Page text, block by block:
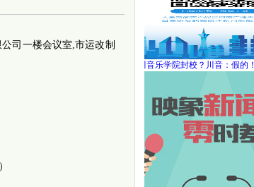
司一楼会议室,市运改制
网传四川音乐学院封校？川音：假的！